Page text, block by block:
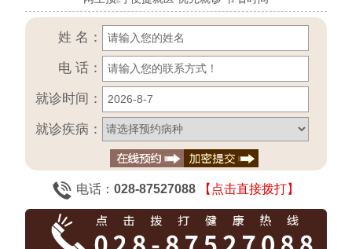
姓 名：
电 话：
就诊时间：
就诊疾病：
电话： 028-87527088 【点击直接拨打】